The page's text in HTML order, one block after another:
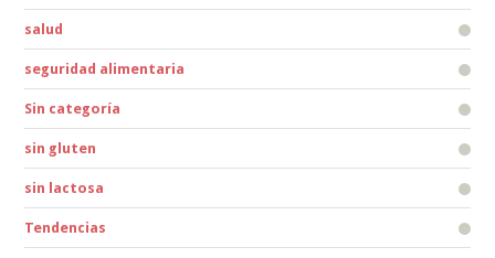
salud
seguridad alimentaria
Sin categoría
sin gluten
sin lactosa
Tendencias